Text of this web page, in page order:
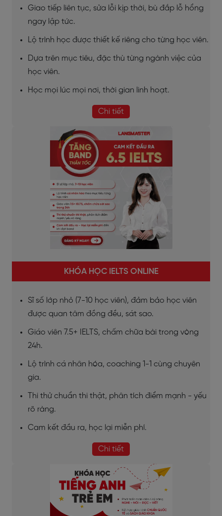
Giao tiếp liên tục, sửa lỗi kịp thời, bù đắp lỗ hổng
ngay lập tức.
Lộ trình học được thiết kế riêng cho từng học viên.
Dựa trên mục tiêu, đặc thù từng ngành việc của
học viên.
Học mọi lúc mọi nơi, thời gian linh hoạt.
Chi tiết
KHÓA HỌC IELTS ONLINE
Sĩ số lớp nhỏ (7-10 học viên), đảm bảo học viên
được quan tâm đồng đều, sát sao.
Giáo viên 7.5+ IELTS, chấm chữa bài trong vòng
24h.
Lộ trình cá nhân hóa, coaching 1-1 cùng chuyên
gia.
Thi thử chuẩn thi thật, phân tích điểm mạnh - yếu
rõ ràng.
Cam kết đầu ra, học lại miễn phí.
Chi tiết